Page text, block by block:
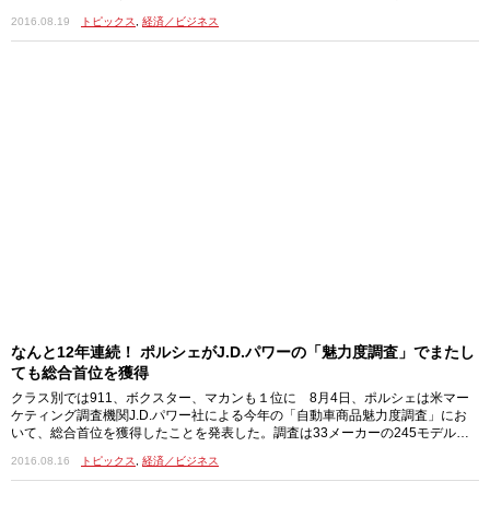
2016.08.19 トピックス, 経済／ビジネス
なんと12年連続！ ポルシェがJ.D.パワーの「魅力度調査」でまたし
ても総合首位を獲得
クラス別では911、ボクスター、マカンも１位に 8月4日、ポルシェは米マー
ケティング調査機関J.D.パワー社による今年の「自動車商品魅力度調査」にお
いて、総合首位を獲得したことを発表した。調査は33メーカーの245モデル…
2016.08.16 トピックス 経済／ビジネス